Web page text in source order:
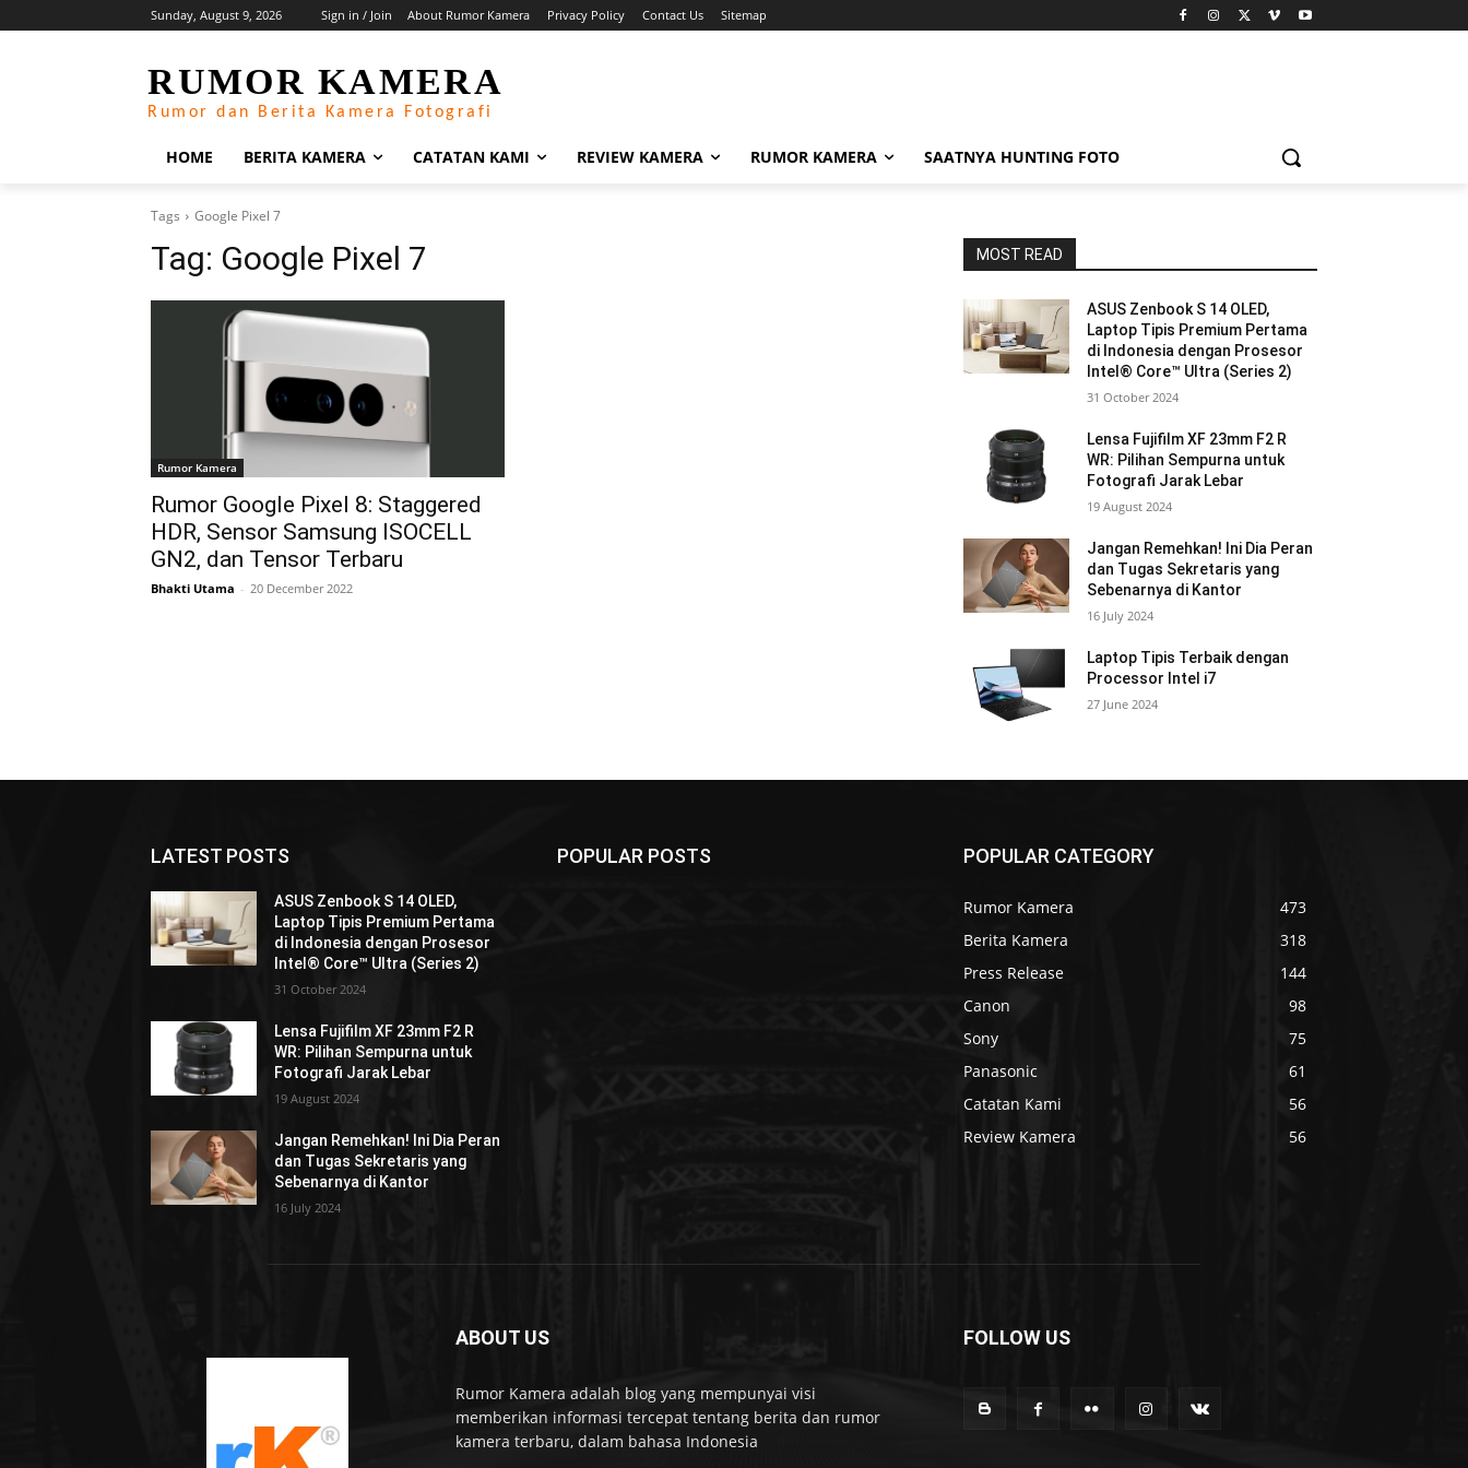
Sunday, August 9, 2026 Sign in / Join About Rumor Kamera Privacy Policy Contact Us Sitemap
RUMOR KAMERA
Rumor dan Berita Kamera Fotografi
HOME BERITA KAMERA CATATAN KAMI REVIEW KAMERA RUMOR KAMERA SAATNYA HUNTING FOTO
Tags Google Pixel 7
Tag: Google Pixel 7
Rumor Kamera
Rumor Google Pixel 8: Staggered
HDR, Sensor Samsung ISOCELL
GN2, dan Tensor Terbaru
Bhakti Utama - 20 December 2022
MOST READ
ASUS Zenbook S 14 OLED,
Laptop Tipis Premium Pertama
di Indonesia dengan Prosesor
Intel® Core™ Ultra (Series 2)
31 October 2024
Lensa Fujifilm XF 23mm F2 R
WR: Pilihan Sempurna untuk
Fotografi Jarak Lebar
19 August 2024
Jangan Remehkan! Ini Dia Peran
dan Tugas Sekretaris yang
Sebenarnya di Kantor
16 July 2024
Laptop Tipis Terbaik dengan
Processor Intel i7
27 June 2024
LATEST POSTS
ASUS Zenbook S 14 OLED,
Laptop Tipis Premium Pertama
di Indonesia dengan Prosesor
Intel® Core™ Ultra (Series 2)
31 October 2024
Lensa Fujifilm XF 23mm F2 R
WR: Pilihan Sempurna untuk
Fotografi Jarak Lebar
19 August 2024
Jangan Remehkan! Ini Dia Peran
dan Tugas Sekretaris yang
Sebenarnya di Kantor
16 July 2024
POPULAR POSTS POPULAR CATEGORY
Rumor Kamera
473
Berita Kamera
318
Press Release
144
Canon
98
Sony
75
Panasonic
61
Catatan Kami
56
Review Kamera
56
ABOUT US
Rumor Kamera adalah blog yang mempunyai visi
memberikan informasi tercepat tentang berita dan rumor
kamera terbaru, dalam bahasa Indonesia
FOLLOW US